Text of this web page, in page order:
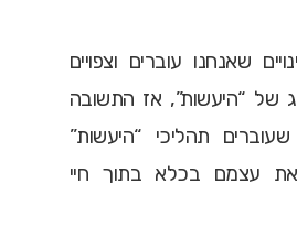
שאנחנו עוברים וצפויים
של “היעשות”, אז התשובה
תהליכי “היעשות”
את עצמם בכלא בתוך חיי